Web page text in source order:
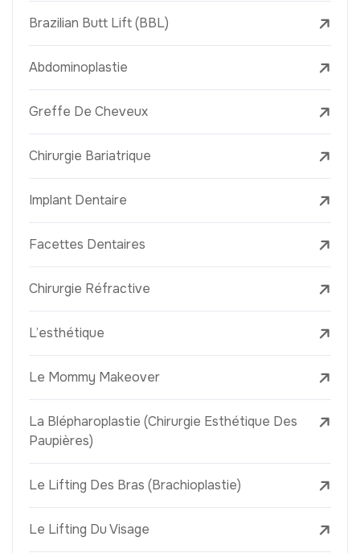
Brazilian Butt Lift (BBL)
Abdominoplastie
Greffe De Cheveux
Chirurgie Bariatrique
Implant Dentaire
Facettes Dentaires
Chirurgie Réfractive
L’esthétique
Le Mommy Makeover
La Blépharoplastie (Chirurgie Esthétique Des
Paupières)
Le Lifting Des Bras (Brachioplastie)
Le Lifting Du Visage